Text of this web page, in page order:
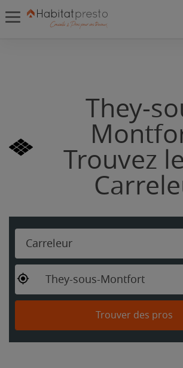
They-
Trouvez
Carreleur
They-sous-Montfort
Trouver des pros